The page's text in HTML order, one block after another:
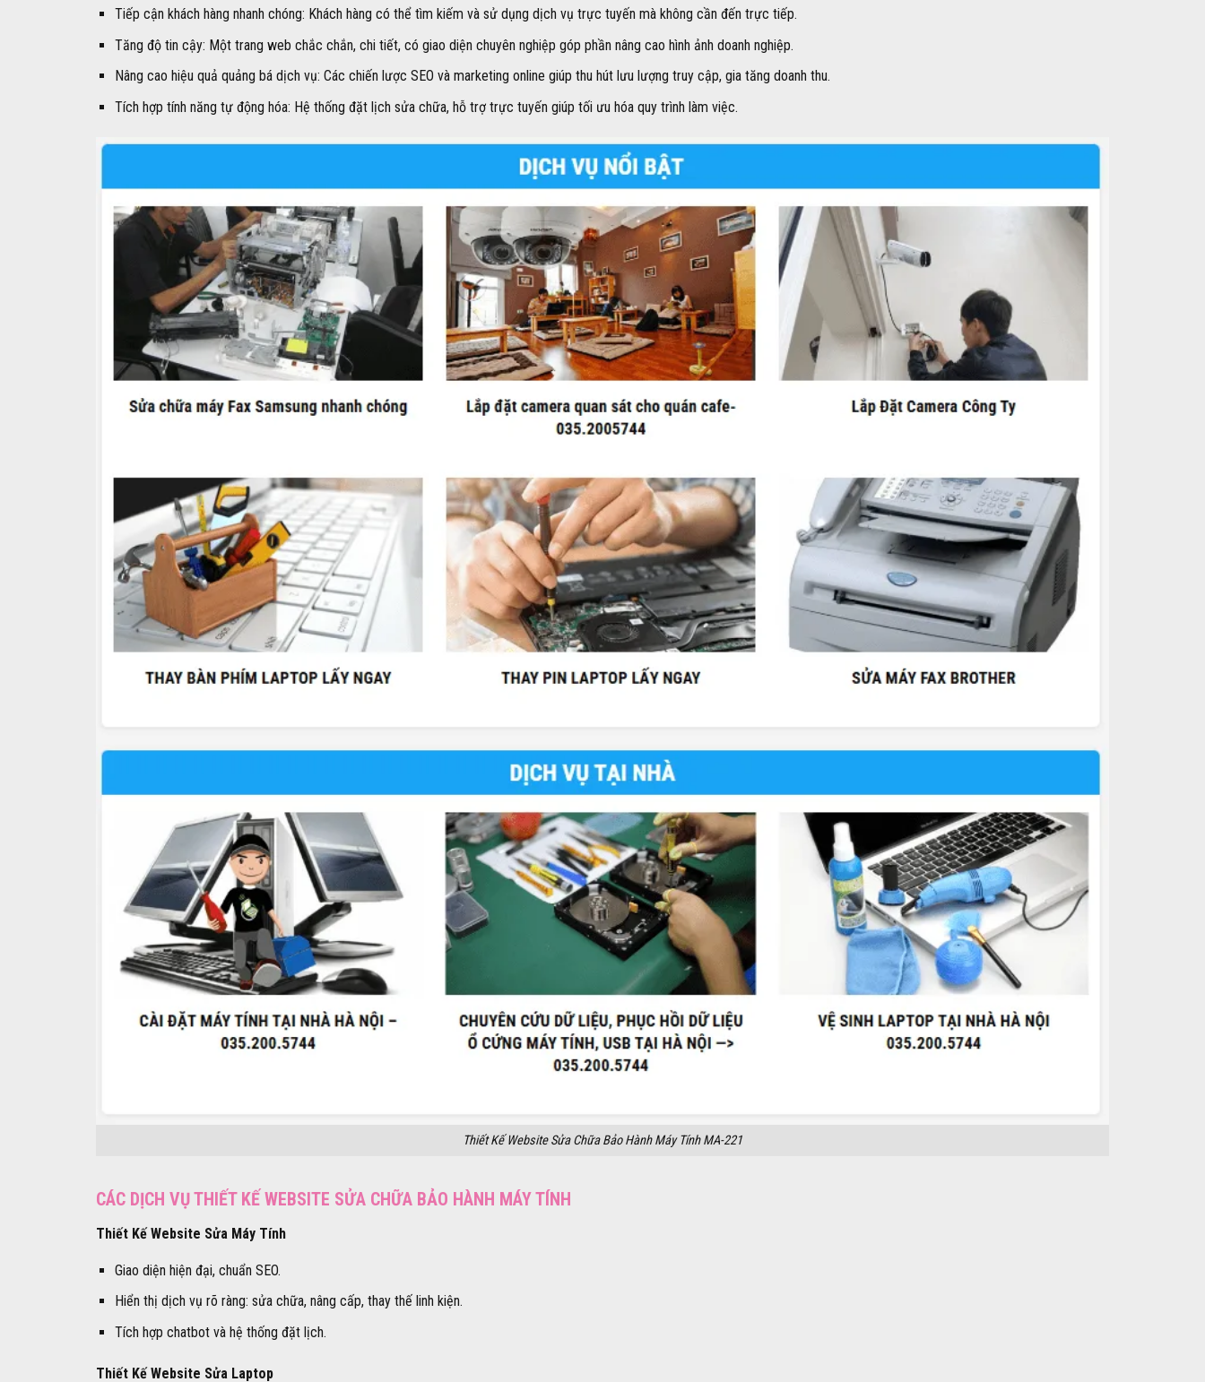
Tiếp cận khách hàng nhanh chóng: Khách hàng có thể tìm kiếm và sử dụng dịch vụ trực tuyến mà không cần đến trực tiếp.
Tăng độ tin cậy: Một trang web chắc chắn, chi tiết, có giao diện chuyên nghiệp góp phần nâng cao hình ảnh doanh nghiệp.
Nâng cao hiệu quả quảng bá dịch vụ: Các chiến lược SEO và marketing online giúp thu hút lưu lượng truy cập, gia tăng doanh thu.
Tích hợp tính năng tự động hóa: Hệ thống đặt lịch sửa chữa, hỗ trợ trực tuyến giúp tối ưu hóa quy trình làm việc.
Thiết Kế Website Sửa Chữa Bảo Hành Máy Tính MA-221
CÁC DỊCH VỤ THIẾT KẾ WEBSITE SỬA CHỮA BẢO HÀNH MÁY TÍNH
Thiết Kế Website Sửa Máy Tính
Giao diện hiện đại, chuẩn SEO.
Hiển thị dịch vụ rõ ràng: sửa chữa, nâng cấp, thay thế linh kiện.
Tích hợp chatbot và hệ thống đặt lịch.
Thiết Kế Website Sửa Laptop